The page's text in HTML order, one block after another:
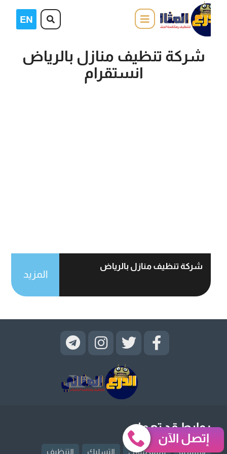
شركة تنظيف منازل بالرياض
انستقرام
شركة تنظيف منازل بالرياض
المزيد
روابط قد تهمك
الرئيسية ترميم منازل التسليك التنظيف
إتصل الآن